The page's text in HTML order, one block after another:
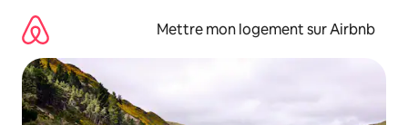
directement
contenu
Mettre mon logement sur Airbnb